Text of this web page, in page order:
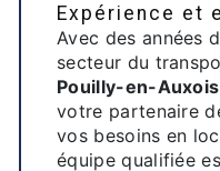
Expérience et
Avec des années
secteur du
Pouilly-en-Auxois
votre partenaire
vos besoins en
équipe qualifiée